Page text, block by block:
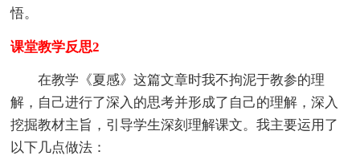
悟。
课堂教学反思2
在教学《夏感》这篇文章时我不拘泥于教参的理
解，自己进行了深入的思考并形成了自己的理解，深入
挖掘教材主旨，引导学生深刻理解课文。我主要运用了
以下几点做法：